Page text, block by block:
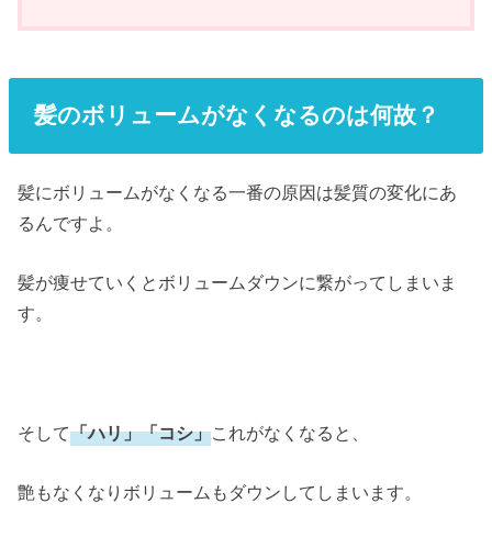
髪のボリュームがなくなるのは何故？
髪にボリュームがなくなる一番の原因は髪質の変化にあ
るんですよ。
髪が痩せていくとボリュームダウンに繋がってしまいま
す。
そして「ハリ」「コシ」これがなくなると、
艶もなくなりボリュームもダウンしてしまいます。